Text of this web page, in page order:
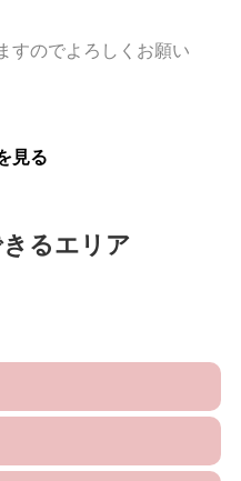
の対応はお任せくだ
ていますのでご利用
撮影いたします。
、七五三撮影、運動
の撮影を多数行ってお
すのでよろしくお願い
見る
るエリア